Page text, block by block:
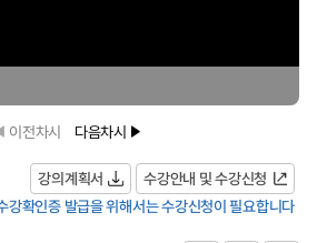
이전차시 다음차시
강의계획서
수강안내 및 수강신청
강확인증 발급을 위해서는 수강신청이 필요합니다